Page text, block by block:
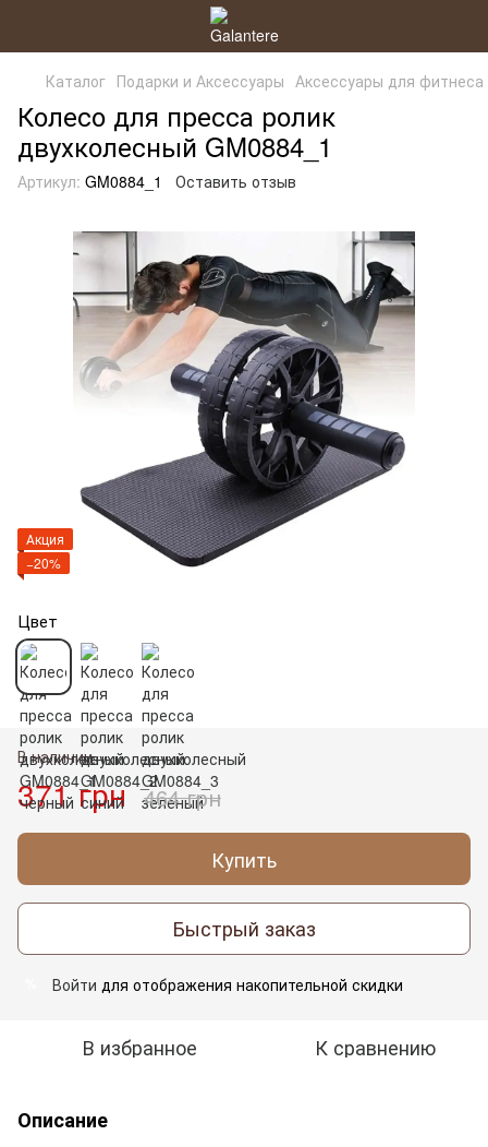
Каталог Подарки и Аксессуары Аксессуары для фитнеса
Колесо для пресса ролик
двухколесный GM0884_1
Артикул: GM0884_1 Оставить отзыв
Акция
−20%
Цвет
В наличии
371 грн 464 грн
Купить
Быстрый заказ
Войти для отображения накопительной скидки
В избранное К сравнению
Описание